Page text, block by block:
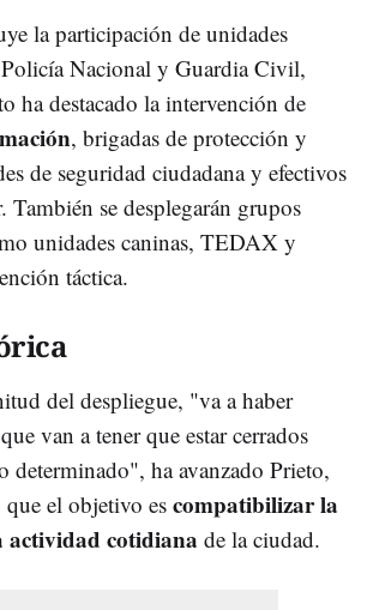
la participación de unidades
Policía Nacional y Guardia Civil,
ha destacado la intervención de
, brigadas de protección y
de seguridad ciudadana y efectivos
También se desplegarán grupos
unidades caninas, TEDAX y
táctica.
del despliegue, "va a haber
van a tener que estar cerrados
determinado", ha avanzado Prieto,
que el objetivo es compatibilizar la
actividad cotidiana de la ciudad.